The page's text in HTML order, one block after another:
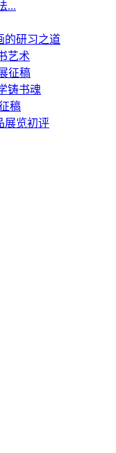
...
的研习之道
艺术
征稿
铸书魂
稿
展览初评